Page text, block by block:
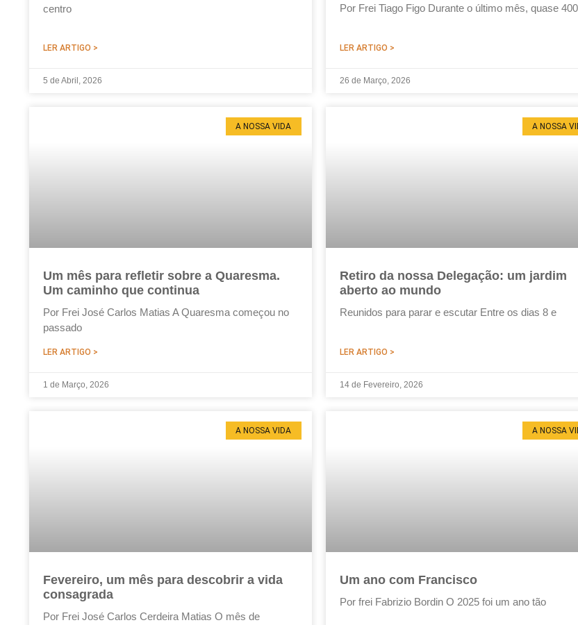
centro
LER ARTIGO >
5 de Abril, 2026
Por Frei Tiago Figo Durante o último mês, quase 400
LER ARTIGO >
26 de Março, 2026
A NOSSA VIDA
Um mês para refletir sobre a Quaresma.
Um caminho que continua
Por Frei José Carlos Matias A Quaresma começou no
passado
LER ARTIGO >
1 de Março, 2026
A NOSSA
Retiro da nossa Delegação: um jardim
aberto ao mundo
Reunidos para parar e escutar Entre os dias 8 e
LER ARTIGO >
14 de Fevereiro, 2026
A NOSSA VIDA
Fevereiro, um mês para descobrir a vida
consagrada
Por Frei José Carlos Cerdeira Matias O mês de
A NOSSA
Um ano com Francisco
Por frei Fabrizio Bordin O 2025 foi um ano tão